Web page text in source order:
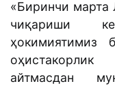
«Биринчи марта
чиқариши
ҳокимиятимиз
айтмасдан